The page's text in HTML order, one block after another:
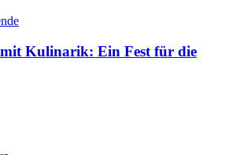
Kulinarik: Ein Fest für die